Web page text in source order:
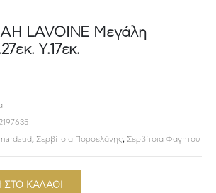
LAVOINE Μεγάλη
Υ.17εκ.
, Σερβίτσια Πορσελάνης, Σερβίτσια Φαγητού
ΣΤΟ ΚΑΛΑΘΙ